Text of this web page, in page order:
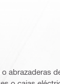
abrazaderas